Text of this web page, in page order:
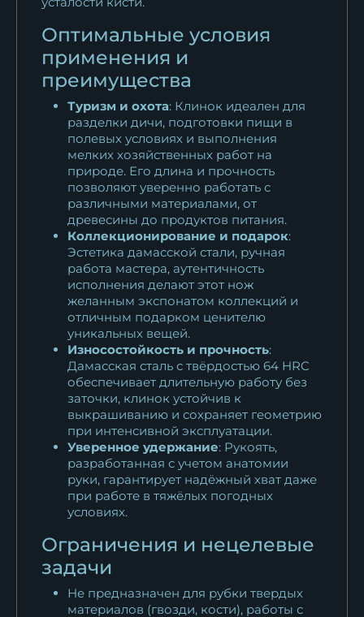
Оптимальные условия
применения и
преимущества
Туризм и охота: Клинок идеален для
разделки дичи, подготовки пищи в
полевых условиях и выполнения
мелких хозяйственных работ на
природе. Его длина и прочность
позволяют уверенно работать с
различными материалами, от
древесины до продуктов питания.
Коллекционирование и подарок:
Эстетика дамасской стали, ручная
работа мастера, аутентичность
исполнения делают этот нож
желанным экспонатом коллекций и
отличным подарком ценителю
уникальных вещей.
Износостойкость и прочность:
Дамасская сталь с твёрдостью 64 HRC
обеспечивает длительную работу без
заточки, клинок устойчив к
выкрашиванию и сохраняет геометрию
при интенсивной эксплуатации.
Уверенное удержание: Рукоять,
разработанная с учетом анатомии
руки, гарантирует надёжный хват даже
при работе в тяжёлых погодных
условиях.
Ограничения и нецелевые
задачи
Не предназначен для рубки твердых
материалов (гвозди, кости), работы с